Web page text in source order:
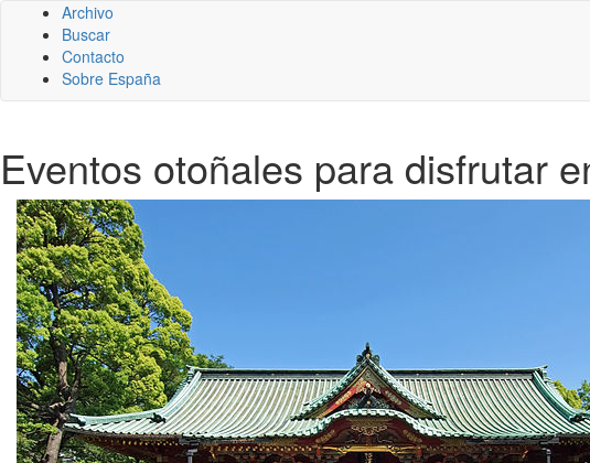
Archivo
Buscar
Contacto
Sobre España
Eventos otoñales para disfrutar